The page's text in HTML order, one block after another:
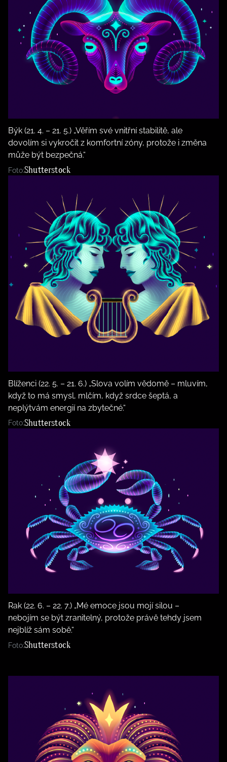
Býk (21. 4. – 21. 5.) „Věřím své vnitřní stabilitě, ale
dovolím si vykročit z komfortní zóny, protože i změna
může být bezpečná.“
Foto:Shutterstock
Blíženci (22. 5. – 21. 6.) „Slova volím vědomě – mluvím,
když to má smysl, mlčím, když srdce šeptá, a
neplýtvám energií na zbytečné.“
Foto:Shutterstock
Rak (22. 6. – 22. 7.) „Mé emoce jsou mojí silou –
nebojím se být zranitelný, protože právě tehdy jsem
nejblíž sám sobě.“
Foto:Shutterstock